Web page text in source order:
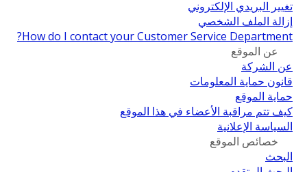
تغيير البريدي الإلكتروني
إزالة الملف الشخصي
How do I contact your Customer Service Department?
عن الموقع
عن الشركة
قانون حماية المعلومات
حماية الموقع
كيف تتم مراقبة الأعضاء في هذا الموقع
السياسة الإعلانية
خصائص الموقع
البحث